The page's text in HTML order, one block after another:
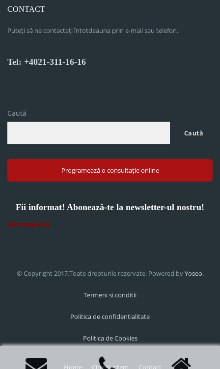
CONTACT
Puteți să ne contactați întotdeauna prin e-mail sau telefon.
Tel: +4021-311-16-16
Caută
Caută
Programează o consultație online
Fii informat! Abonează-te la newsletter-ul nostru!
Abonează-te
© Copyright 2017.Toate drepturile rezervate. Powered byYoseo.
Termeni si conditii
Politica de confidentialitate
Politica de Cookies
Home Cine suntem Contact